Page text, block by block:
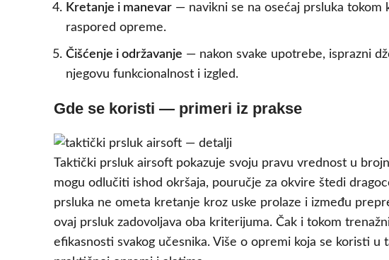
Kretanje i manevar — navikni se na osećaj prsluka
raspored opreme.
Čišćenje i održavanje — nakon svake upotrebe, isprazni
njegovu funkcionalnost i izgled.
Gde se koristi — primeri iz prakse
Taktički prsluk airsoft pokazuje svoju pravu vrednost u
mogu odlučiti ishod okršaja, pouručje za okvire štedi
prsluka ne ometa kretanje kroz uske prolaze i između
ovaj prsluk zadovoljava oba kriterijuma. Čak i tokom
efikasnosti svakog učesnika. Više o opremi koja se koristi